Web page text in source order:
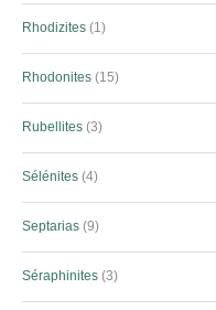
Rhodizites 1
Rhodonites 15
Rubellites 3
Sélénites 4
Septarias 9
Séraphinites 3